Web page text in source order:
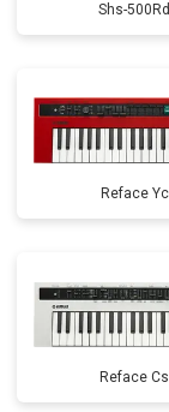
Shs-500Rd
Reface Yc
Reface Cs